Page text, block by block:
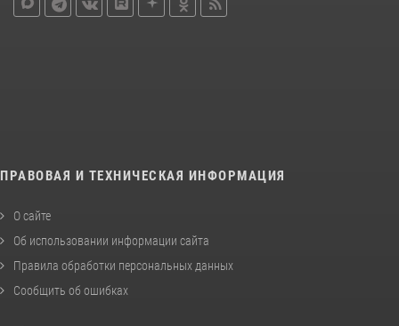
ПРАВОВАЯ И ТЕХНИЧЕСКАЯ ИНФОРМАЦИЯ
О сайте
Об использовании информации сайта
Правила обработки персональных данных
Сообщить об ошибках